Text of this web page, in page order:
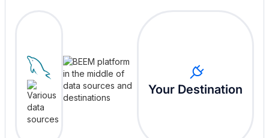
Your Destination